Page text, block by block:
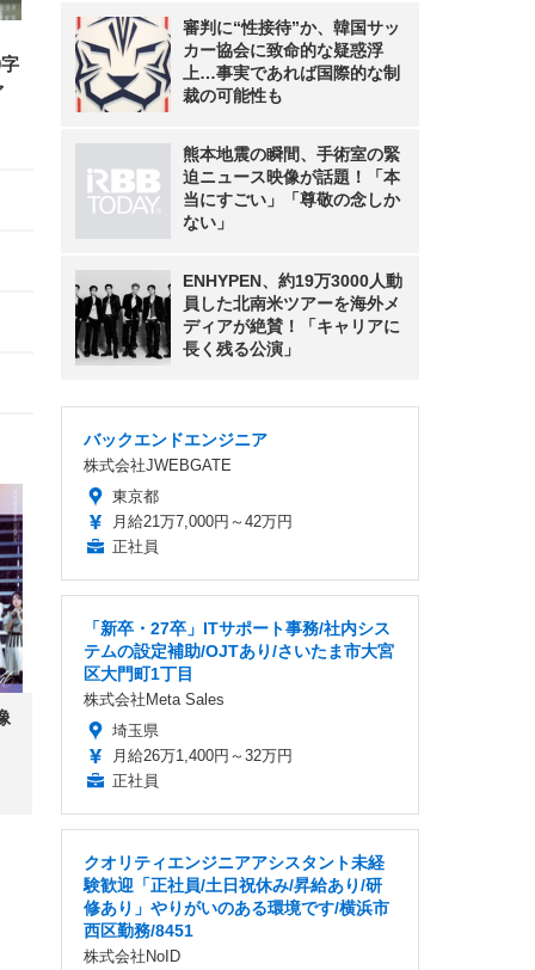
審判に“性接待”か、韓国サッ
カー協会に致命的な疑惑浮
上…事実であれば国際的な制
裁の可能性も
熊本地震の瞬間、手術室の緊
迫ニュース映像が話題！「本
当にすごい」「尊敬の念しか
ない」
ENHYPEN、約19万3000人動
員した北南米ツアーを海外メ
ディアが絶賛！「キャリアに
長く残る公演」
バックエンドエンジニア
株式会社JWEBGATE
東京都
月給21万7,000円～42万円
正社員
「新卒・27卒」ITサポート事務/社内シス
テムの設定補助/OJTあり/さいたま市大宮
区大門町1丁目
株式会社Meta Sales
埼玉県
月給26万1,400円～32万円
正社員
クオリティエンジニアアシスタント未経
験歓迎「正社員/土日祝休み/昇給あり/研
修あり」やりがいのある環境です/横浜市
西区勤務/8451
株式会社NoID